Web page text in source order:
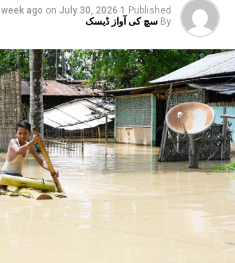
UP
میں ہندوستانی سفارت خانے میں
DON'T MISS
وقف قانون کے تحت وقف بورڈ کی
تمل ناڈو حکومت کا فیصلہ قابل
پرسنل لا بورڈ
Published
1 week ago
on July 30, 2026
By سچ کی آواز ڈیسک